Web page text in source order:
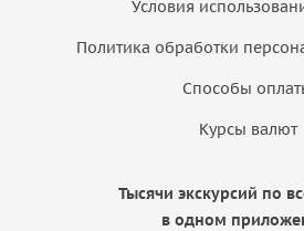
Условия
Политика обработки
Способы
Курсы валют
Тысячи экскурсий по
в одном